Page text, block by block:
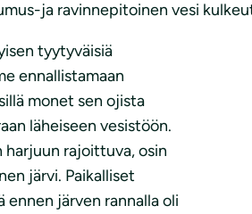
ja ravinnepitoinen vesi
tyytyväisiä
ennallistamaan
monet sen ojista
läheiseen vesistöön.
harjuun rajoittuva, osin
järvi. Paikalliset
ennen järven rannalla oli